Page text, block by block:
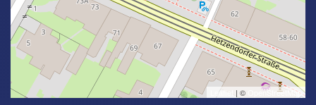
Leaflet | © OpenStreetMap